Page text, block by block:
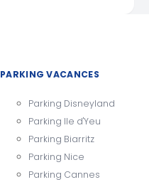
PARKING VACANCES
Parking Disneyland
Parking Ile d'Yeu
Parking Biarritz
Parking Nice
Parking Cannes